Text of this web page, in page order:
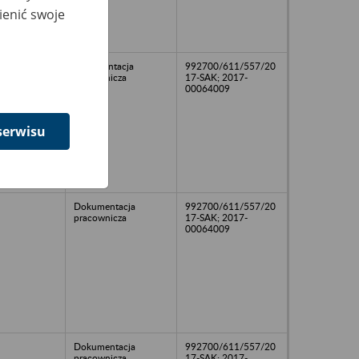
dokumentacja
pracownicza
992700/611/557/20
17-SAK; 2017-
00064009
Dokumentacja
pracownicza
992700/611/557/20
17-SAK; 2017-
00064009
Dokumentacja
992700/611/557/20
swoje